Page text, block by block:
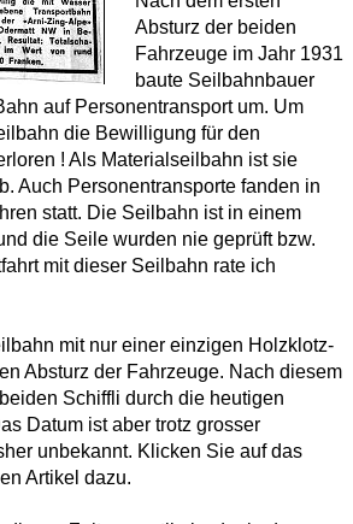
Absturz der beiden
Fahrzeuge im Jahr 1931
baute Seilbahnbauer
auf Personentransport um. Um
die Bewilligung für den
! Als Materialseilbahn ist sie
Auch Personentransporte fanden in
statt. Die Seilbahn ist in einem
die Seile wurden nie geprüft bzw.
mit dieser Seilbahn rate ich
mit nur einer einzigen Holzklotz-
Absturz der Fahrzeuge. Nach diesem
Schiffli durch die heutigen
Datum ist aber trotz grosser
unbekannt. Klicken Sie auf das
Artikel dazu.